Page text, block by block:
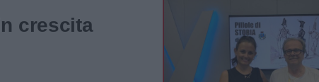
crescita